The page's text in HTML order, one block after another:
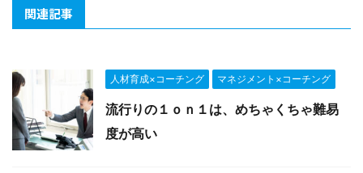
関連記事
人材育成×コーチング マネジメント×コーチング
流行りの１ｏｎ１は、めちゃくちゃ難易
度が高い